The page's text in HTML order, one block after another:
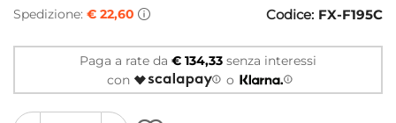
Spedizione: € 22,60 Codice: FX-F195C
Paga a rate da € 134,33 senza interessi
con
o